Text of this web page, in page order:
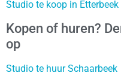
Studio te koop in Etterbeek
Kopen of huren?
op
Studio te huur Schaarbeek